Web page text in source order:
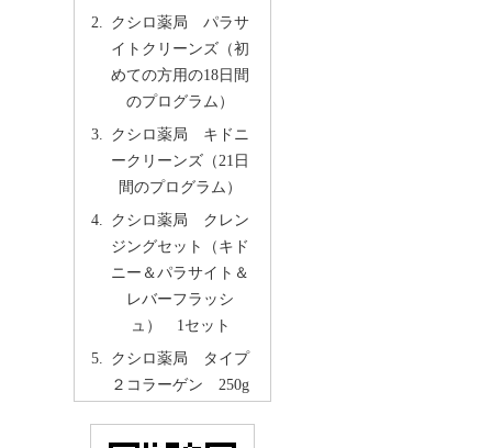
クシロ薬局 パラサ
イトクリーンズ（初
めての方用の18日間
のプログラム）
クシロ薬局 キドニ
ークリーンズ（21日
間のプログラム）
クシロ薬局 クレン
ジングセット（キド
ニー＆パラサイト＆
レバーフラッシ
ュ） 1セット
クシロ薬局 タイプ
２コラーゲン 250g